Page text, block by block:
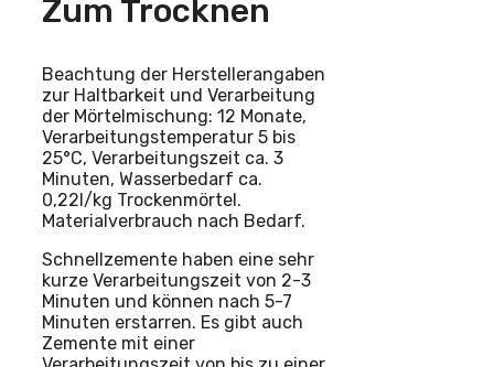
Zum Trocknen
Beachtung der Herstellerangaben
zur Haltbarkeit und Verarbeitung
der Mörtelmischung: 12 Monate,
Verarbeitungstemperatur 5 bis
25°C, Verarbeitungszeit ca. 3
Minuten, Wasserbedarf ca.
0,22l/kg Trockenmörtel.
Materialverbrauch nach Bedarf.
Schnellzemente haben eine sehr
kurze Verarbeitungszeit von 2-3
Minuten und können nach 5-7
Minuten erstarren. Es gibt auch
Zemente mit einer